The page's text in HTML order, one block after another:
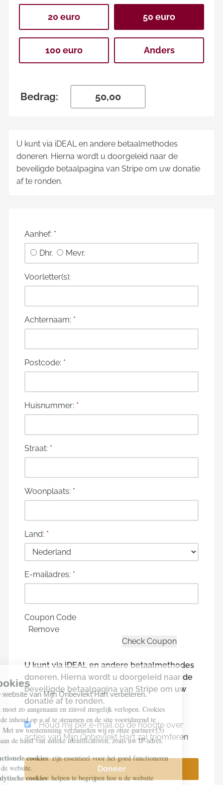
20 euro 50 euro
100 euro Anders
Bedrag:
U kunt via iDEAL en andere betaalmethodes
doneren. Hierna wordt u doorgeleid naar de
beveiligde betaalpagina van Stripe om uw donatie
af te ronden.
Aanhef: *
Dhr.
Mevr.
Voorletter(s):
Achternaam: *
Postcode: *
Huisnummer: *
Straat: *
Woonplaats: *
Land: *
E-mailadres: *
Coupon Code
Remove
U kunt via iDEAL en andere betaalmethodes
doneren. Hierna wordt u doorgeleid naar de
beveiligde betaalpagina van Stripe om uw
donatie af te ronden.
Houd mij per e-mail op de hoogte over
acties van Mijn Onbevlekt Hart zal triomferen
Doneer